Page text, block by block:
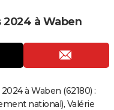
à Waben
à Waben (62180) :
national), Valérie